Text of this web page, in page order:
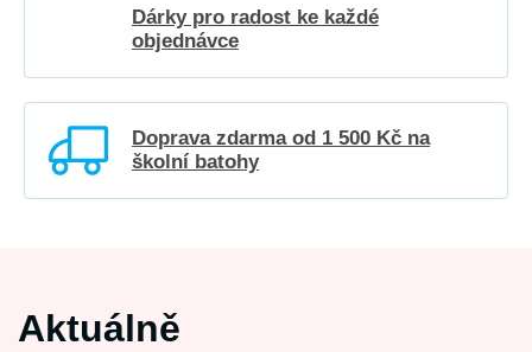
Dárky pro radost ke každé
objednávce
Doprava zdarma od 1 500 Kč na
školní batohy
Aktuálně